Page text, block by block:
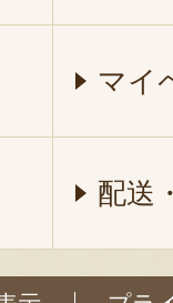
マイ
配送